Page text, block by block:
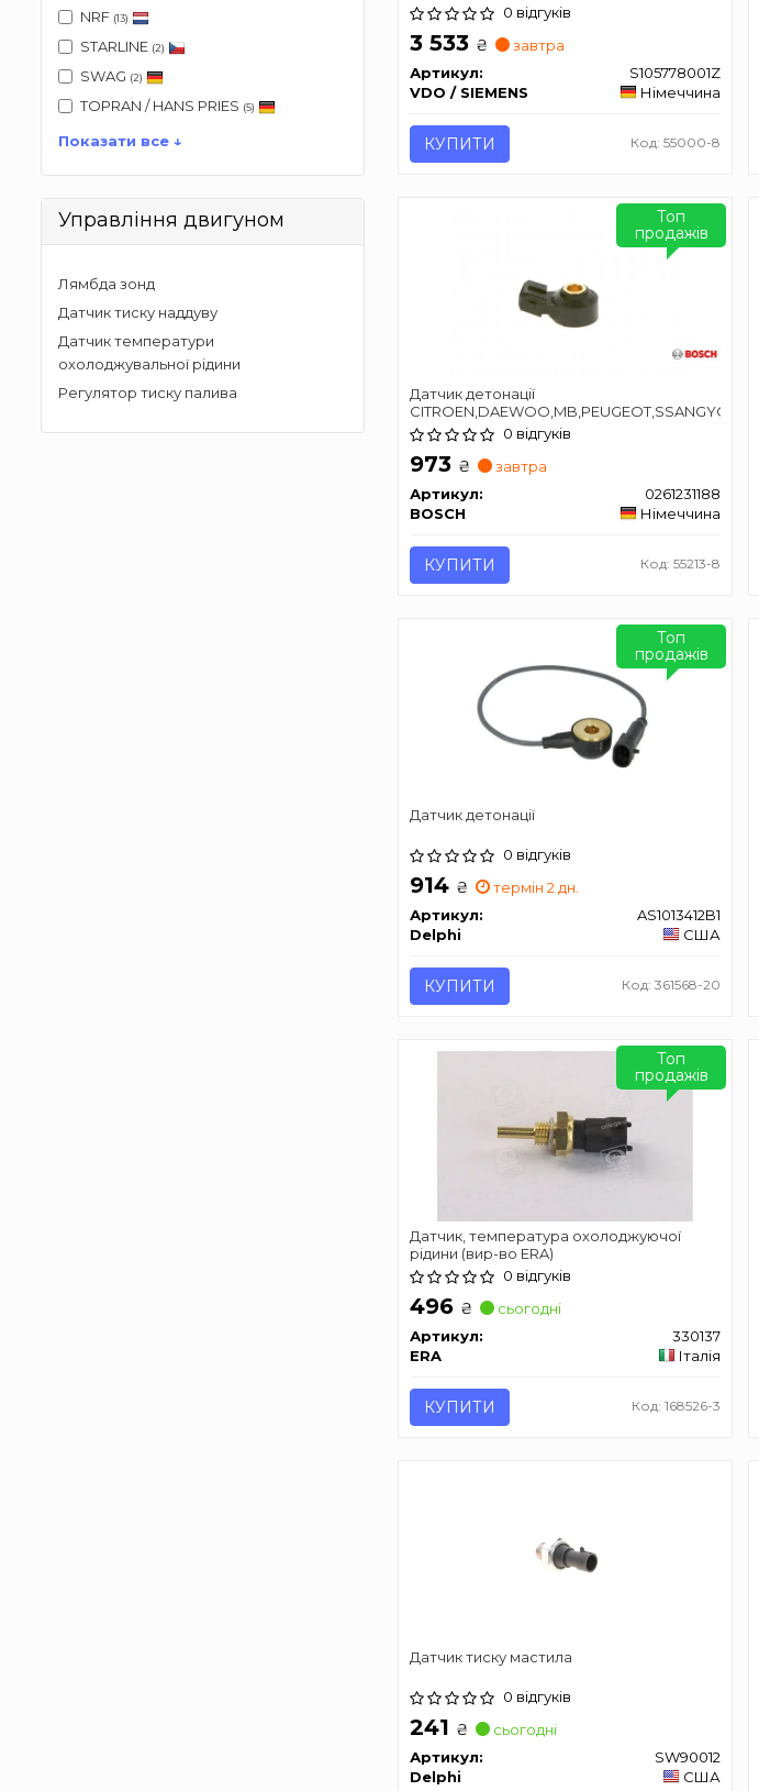
NRF (13)
STARLINE (2)
SWAG (2)
TOPRAN / HANS PRIES (5)
Показати все ↓
Управління двигуном
Лямбда зонд
Датчик тиску наддуву
Датчик температури
охолоджувальної рідини
Регулятор тиску палива
0 відгуків
3 533 ₴
завтра
Артикул:
S105778001Z
VDO / SIEMENS
Німеччина
КУПИТИ Код: 55000-8
Датчик детонації
CITROEN,DAEWOO,MB,PEUGEOT,SSANGYONG
0 відгуків
973 ₴
завтра
Артикул:
0261231188
BOSCH
Німеччина
КУПИТИ Код: 55213-8
Топ
продажів
Датчик детонації
0 відгуків
914 ₴
термін 2 дн.
Артикул:
AS1013412B1
Delphi
США
КУПИТИ Код: 361568-20
Топ
продажів
Датчик, температура охолоджуючої
рідини (вир-во ERA)
0 відгуків
496 ₴
сьогодні
Артикул:
330137
ERA
Італія
КУПИТИ Код: 168526-3
Топ
продажів
Датчик тиску мастила
0 відгуків
241 ₴
сьогодні
Артикул:
SW90012
Delphi
США